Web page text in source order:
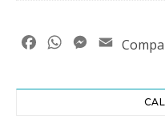
FacebookWhatsAppMessenger
Email